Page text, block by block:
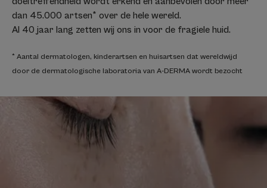
dan 45.000 artsen* over de hele wereld.
Al 40 jaar lang zetten wij ons in voor de fragiele huid.
* Aantal dermatologen, kinderartsen en huisartsen dat wereldwijd
door de dermatologische laboratoria van A-DERMA wordt bezocht